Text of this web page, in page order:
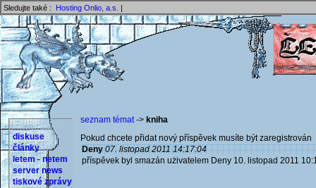
Sledujte také : Hosting Onlio, a.s. |
diskuse
články
letem - netem
server news
tiskové zprávy
seznam témat-> kniha
Pokud chcete přidat nový příspěvek musíte být
Deny 07. listopad 2011 14:17:04
příspěvek byl smazán użivatelem Deny 10. listopad 2011